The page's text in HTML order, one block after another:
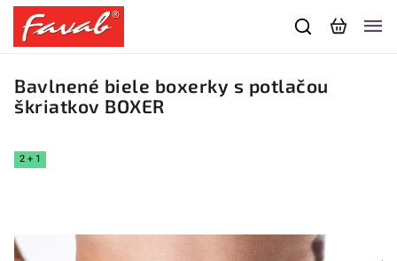
Bavlnené biele boxerky s potlačou
škriatkov BOXER
2 + 1